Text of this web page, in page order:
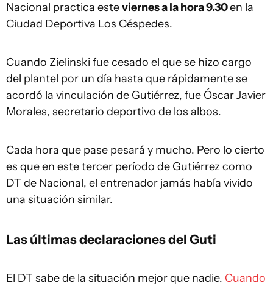
Nacional practica esteviernes a la hora 9.30en la
Ciudad Deportiva Los Céspedes.
Cuando Zielinski fue cesado el que se hizo cargo
del plantel por un día hasta que rápidamente se
acordó la vinculación de Gutiérrez, fue Óscar Javier
Morales, secretario deportivo de los albos.
Cada hora que pase pesará y mucho. Pero lo cierto
es que en este tercer período de Gutiérrez como
DT de Nacional, el entrenador jamás había vivido
una situación similar.
Las últimas declaraciones del Guti
El DT sabe de la situación mejor que nadie. Cuando